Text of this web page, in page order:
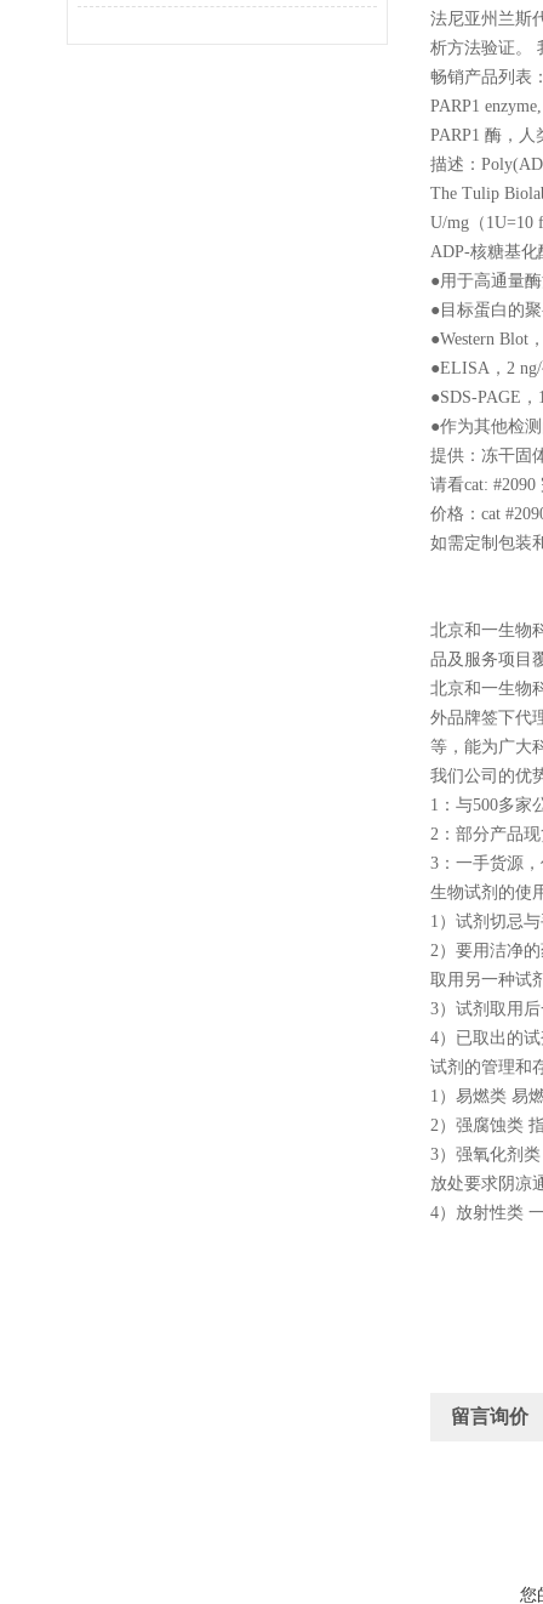
法尼亚州兰斯
析方法验证。
畅销产品列表
PARP1
PARP1 酶，
描述：
The Tulip
U/mg（1U=10
ADP-核糖基化
●用于高通量
●目标蛋白的
●Western Blot
●ELISA，2
●SDS-PAGE
●作为其他检
提供：冻干固
请看cat:
价格：cat
如需定制包装
北京和一生物
品及服务项目
北京和一生物
外品牌签下代
等，能为广大
我们公司的优
1 ：与500多家
2 ：部分产品
3 ：一手货源
生物试剂的使
1 ）试剂切忌
2）要用洁净
取用另一种试
3）试剂取用
4）已取出的
试剂的管理和
1 ）易燃类 易
2）强腐蚀类
3）强氧化剂
放处要求阴凉
4）放射性类
留言询价
您